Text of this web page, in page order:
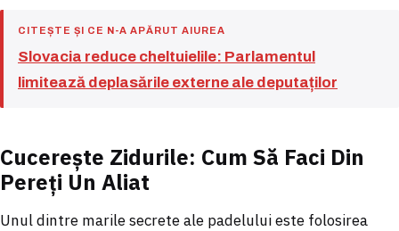
CITEȘTE ȘI CE N-A APĂRUT AIUREA
Slovacia reduce cheltuielile: Parlamentul
limitează deplasările externe ale deputaților
Cucerește Zidurile: Cum Să Faci Din
Pereți Un Aliat
Unul dintre marile secrete ale padelului este folosirea